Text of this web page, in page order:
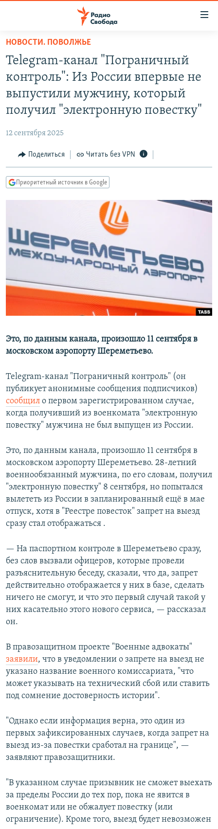
упрощенного
доступа
основному
содержанию
Вернутся
навигации
Вернутся
ПРОГРАММЫ
ПОДКАСТЫ
АВТОРСКИЕ ПРОЕКТЫ
ЦИТАТЫ СВОБОДЫ
КУЛЬТУРА
IDEL.РЕАЛИИ
КАВКАЗ.РЕАЛИИ
РАСПИСАНИЕ ВЕЩАНИЯ
ПОДПИШИТЕСЬ НА РАССЫЛКУ
Все сайты РСЕ/РС
НОВОСТИ. ПОВОЛЖЬЕ
Telegram-канал "Пограничный
контроль": Из России впервые не
выпустили мужчину, который
получил "электронную повестку"
12 сентября 2025
Поделиться Читать без VPN
Приоритетный источник в Google
Это, по данным канала, произошло 11 сентября в
московском аэропорту Шереметьево.
Telegram-канал "Пограничный контроль" (он
публикует анонимные сообщения подписчиков)
сообщил о первом зарегистрированном случае,
когда получивший из военкомата "электронную
повестку" мужчина не был выпущен из России.
Это, по данным канала, произошло 11 сентября в
московском аэропорту Шереметьево. 28-летний
военнообязанный мужчина, по его словам, получил
"электронную повестку" 8 сентября, но попытался
вылететь из России в запланированный ещё в мае
отпуск, хотя в "Реестре повесток" запрет на выезд
сразу стал отображаться .
— На паспортном контроле в Шереметьево сразу,
без слов вызвали офицеров, которые провели
разъяснительную беседу, сказали, что да, запрет
действительно отображается у них в базе, сделать
ничего не смогут, и что это первый случай такой у
них касательно этого нового сервиса, — рассказал
он.
В правозащитном проекте "Военные адвокаты"
заявили, что в уведомлении о запрете на выезд не
указано название военного комиссариата, "что
может указывать на технический сбой или ставить
под сомнение достоверность истории".
"Однако если информация верна, это один из
первых зафиксированных случаев, когда запрет на
выезд из-за повестки сработал на границе", —
заявляют правозащитники.
"В указанном случае призывник не сможет выехать
за пределы России до тех пор, пока не явится в
военкомат или не обжалует повестку (или
ограничение). Кроме того, выезд будет невозможен